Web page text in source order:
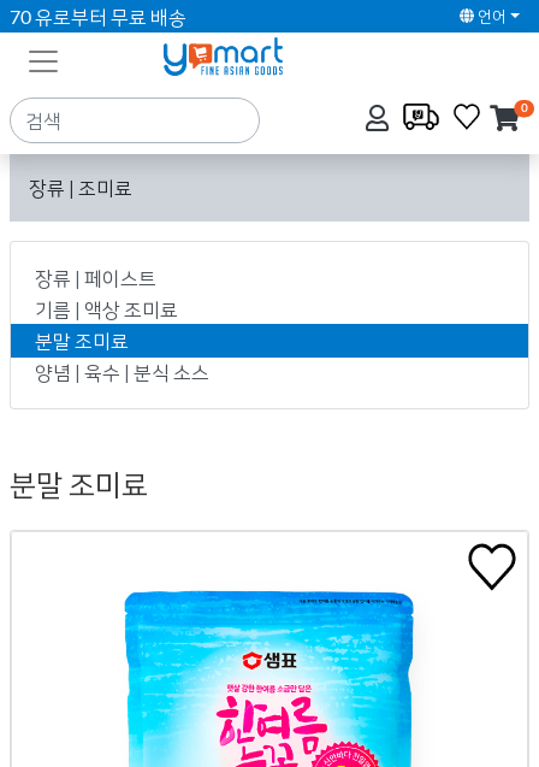
70 유로부터 무료 배송 언어
0
장류 | 조미료
장류 | 페이스트
기름 | 액상 조미료
분말 조미료
양념 | 육수 | 분식 소스
분말 조미료